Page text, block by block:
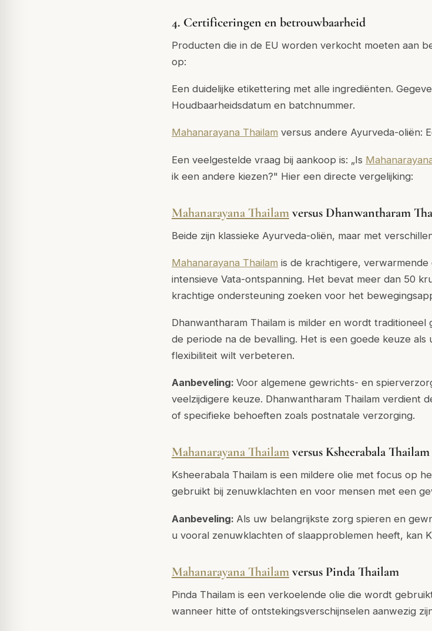
4. Certificeringen en betrouwbaarheid
Producten die in de EU worden verkocht moeten aan
op:
Een duidelijke etikettering met alle ingrediënten.
Houdbaarheidsdatum en batchnummer.
Mahanarayana Thailam versus andere Ayurveda-oliën:
Een veelgestelde vraag bij aankoop is: „Is
ik een andere kiezen?" Hier een directe vergelijking:
Mahanarayana Thailamversus Dhanwantharam
Beide zijn klassieke Ayurveda-oliën, maar met
Mahanarayana Thailam is de krachtigere,
intensieve Vata-ontspanning. Het bevat meer dan 50
krachtige ondersteuning zoeken voor het
Dhanwantharam Thailam is milder en wordt
de periode na de bevalling. Het is een goede keuze
flexibiliteit wilt verbeteren.
Aanbeveling: Voor algemene gewrichts- en
veelzijdigere keuze. Dhanwantharam Thailam verdient
of specifieke behoeften zoals postnatale verzorging.
Mahanarayana Thailamversus Ksheerabala Thailam
Ksheerabala Thailam is een mildere olie met focus op
gebruikt bij zenuwklachten en voor mensen met een
Aanbeveling: Als uw belangrijkste zorg spieren en
u vooral zenuwklachten of slaapproblemen heeft, kan
Mahanarayana Thailamversus Pinda Thailam
Pinda Thailam is een verkoelende olie die wordt
wanneer hitte of ontstekingsverschijnselen aanwezig